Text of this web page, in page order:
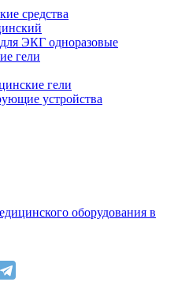
средства
ЭКГ одноразовые
гели
гели
устройства
оборудования в